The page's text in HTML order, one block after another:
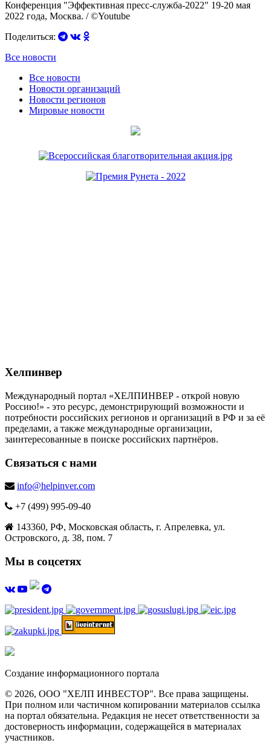
Конференция "Эффективная пресс-служба-2022" 19-20 мая
2022 года, Москва. / ©Youtube
Поделиться:
Все новости
Все новости
Новости организаций
Новости регионов
Мировые новости
Хелпинвер
Международный портал «ХЕЛПИНВЕР - открой новую
Россию!» - это ресурс, демонстрирующий возможности и
потребности российских регионов и организаций в РФ и за её
пределами, а также международные организации,
заинтересованные в поиске российских партнёров.
Связаться с нами
info@helpinver.com
+7 (499) 995-09-40
143360, РФ, Московская область, г. Апрелевка, ул.
Островского, д. 38, пом. 7
Мы в соцсетях
Создание информационного портала
© 2026, ООО "ХЕЛП ИНВЕСТОР". Все права защищены.
При полном или частичном копировании материалов ссылка
на портал обязательна. Редакция не несет ответственности за
достоверность информации, содержащейся в материалах
участников.